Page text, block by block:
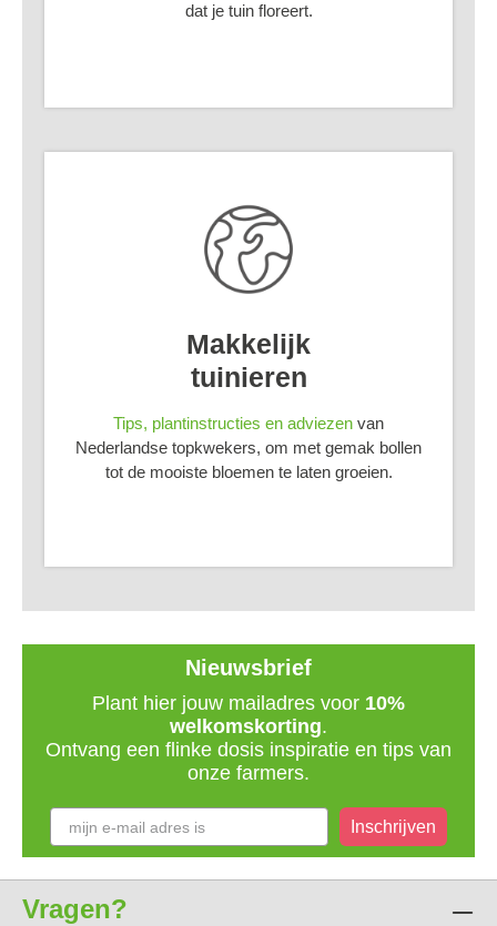
dat je tuin floreert.
Makkelijk
tuinieren
Tips, plantinstructies en adviezen van
Nederlandse topkwekers, om met gemak bollen
tot de mooiste bloemen te laten groeien.
Nieuwsbrief
Plant hier jouw mailadres voor 10%
welkomskorting.
Ontvang een flinke dosis inspiratie en tips van
onze farmers.
Inschrijven
Vragen?